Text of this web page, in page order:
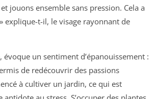
jouons ensemble sans pression. Cela a
explique-t-il, le visage rayonnant de
évoque un sentiment d’épanouissement :
de redécouvrir des passions
à cultiver un jardin, ce qui est